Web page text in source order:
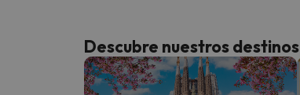
Descubre nuestros destinos